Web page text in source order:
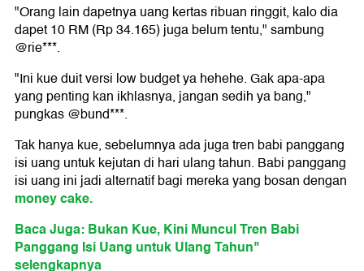
"Orang lain dapetnya uang kertas ribuan ringgit, kalo dia
dapet 10 RM (Rp 34.165) juga belum tentu," sambung
@rie***.
"Ini kue duit versi low budget ya hehehe. Gak apa-apa
yang penting kan ikhlasnya, jangan sedih ya bang,"
pungkas @bund***.
Tak hanya kue, sebelumnya ada juga tren babi panggang
isi uang untuk kejutan di hari ulang tahun. Babi panggang
isi uang ini jadi alternatif bagi mereka yang bosan dengan
money cake.
Baca Juga: Bukan Kue, Kini Muncul Tren Babi
Panggang Isi Uang untuk Ulang Tahun"
selengkapnya